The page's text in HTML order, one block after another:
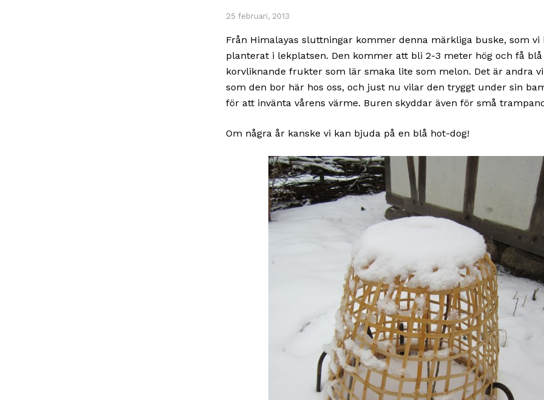
25 februari, 2013
Från Himalayas sluttningar kommer denna märkliga buske, som vi
planterat i lekplatsen. Den kommer att bli 2-3 meter hög och få blå
korvliknande frukter som lär smaka lite som melon. Det är andra
som den bor här hos oss, och just nu vilar den tryggt under sin
för att invänta vårens värme. Buren skyddar även för små
Om några år kanske vi kan bjuda på en blå hot-dog!